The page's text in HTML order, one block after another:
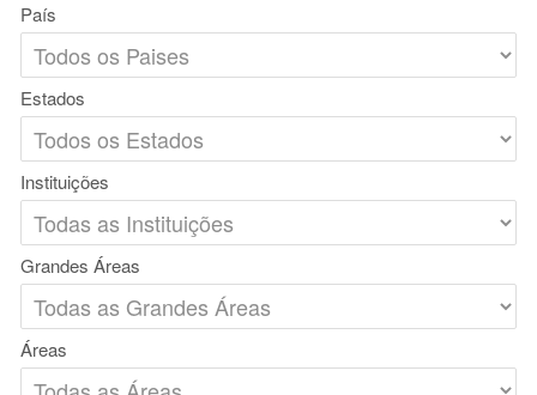
País
Estados
Instituições
Grandes Áreas
Áreas